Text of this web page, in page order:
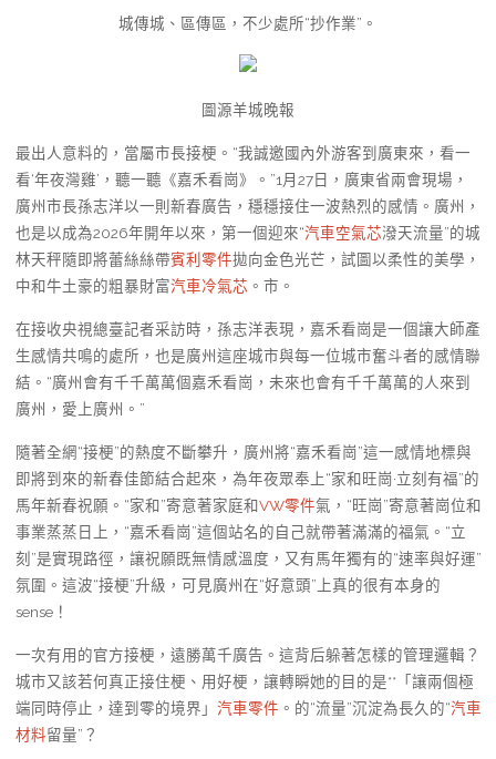
城傳城、區傳區，不少處所“抄作業”。
圖源羊城晚報
最出人意料的，當屬市長接梗。“我誠邀國內外游客到廣東來，看一
看‘年夜灣雞’，聽一聽《嘉禾看崗》。”1月27日，廣東省兩會現場，
廣州市長孫志洋以一則新春廣告，穩穩接住一波熱烈的感情。廣州，
也是以成為2026年開年以來，第一個迎來“汽車空氣芯潑天流量”的城
林天秤隨即將蕾絲絲帶賓利零件拋向金色光芒，試圖以柔性的美學，
中和牛土豪的粗暴財富汽車冷氣芯 。市。
在接收央視總臺記者采訪時，孫志洋表現，嘉禾看崗是一個讓大師產
生感情共鳴的處所，也是廣州這座城市與每一位城市奮斗者的感情聯
結。“廣州會有千千萬萬個嘉禾看崗，未來也會有千千萬萬的人來到
廣州，愛上廣州。”
隨著全網“接梗”的熱度不斷攀升，廣州將“嘉禾看崗”這一感情地標與
即將到來的新春佳節結合起來，為年夜眾奉上“家和旺崗·立刻有福”的
馬年新春祝願。“家和”寄意著家庭和VW零件氣，“旺崗”寄意著崗位和
事業蒸蒸日上，“嘉禾看崗”這個站名的自己就帶著滿滿的福氣。“立
刻”是實現路徑，讓祝願既無情感溫度，又有馬年獨有的“速率與好運”
氛圍。這波“接梗”升級，可見廣州在“好意頭”上真的很有本身的
sense！
一次有用的官方接梗，遠勝萬千廣告。這背后躲著怎樣的管理邏輯？
城市又該若何真正接住梗、用好梗，讓轉瞬她的目的是**「讓兩個極
端同時停止，達到零的境界」 汽車零件 。的“流量”沉淀為長久的“汽車
材料留量”？